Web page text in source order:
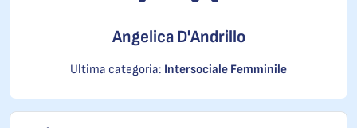
Angelica D'Andrillo
Ultima categoria: Intersociale Femminile